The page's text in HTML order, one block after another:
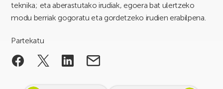
teknika; eta aberastutako irudiak, egoera bat ulertzeko
modu berriak gogoratu eta gordetzeko irudien erabilpena.
Partekatu